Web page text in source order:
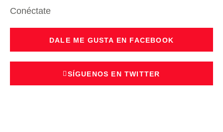
Conéctate
DALE ME GUSTA EN FACEBOOK
SÍGUENOS EN TWITTER